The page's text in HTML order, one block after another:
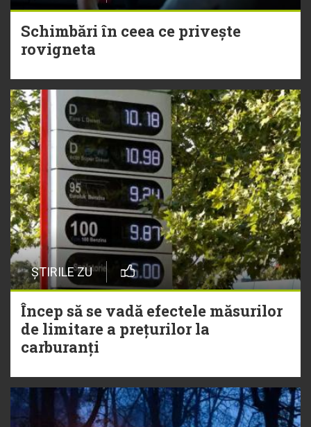
Schimbări în ceea ce privește
rovigneta
ȘTIRILE ZU
Încep să se vadă efectele măsurilor
de limitare a prețurilor la
carburanți